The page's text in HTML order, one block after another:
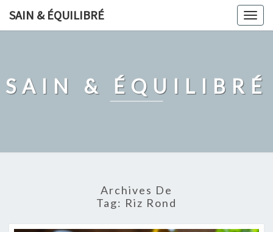
SAIN & ÉQUILIBRÉ
SAIN & ÉQUILIBRÉ
Archives De
Tag: Riz Rond